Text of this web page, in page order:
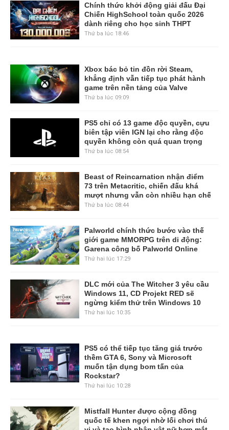
Chính thức khởi động giải đấu Đại
Chiến HighSchool toàn quốc 2026
dành riêng cho học sinh THPT
Thứ ba lúc 18:46
Xbox bác bỏ tin đồn rời Steam,
khẳng định vẫn tiếp tục phát hành
game trên nền tảng của Valve
Thứ ba lúc 09:09
PS5 chỉ có 13 game độc quyền, cựu
biên tập viên IGN lại cho rằng độc
quyền không còn quá quan trọng
Thứ ba lúc 08:54
Beast of Reincarnation nhận điểm
73 trên Metacritic, chiến đấu khá
mượt nhưng vẫn còn nhiều hạn chế
Thứ ba lúc 08:44
Palworld chính thức bước vào thế
giới game MMORPG trên di động:
Garena công bố Palworld Online
Thứ hai lúc 17:29
DLC mới của The Witcher 3 yêu cầu
Windows 11, CD Projekt RED sẽ
ngừng kiểm thử trên Windows 10
Thứ hai lúc 10:35
PS5 có thể tiếp tục tăng giá trước
thềm GTA 6, Sony và Microsoft
muốn tận dụng bom tấn của
Rockstar?
Thứ hai lúc 10:28
Mistfall Hunter được cộng đồng
quốc tế khen ngợi nhờ lối chơi thú